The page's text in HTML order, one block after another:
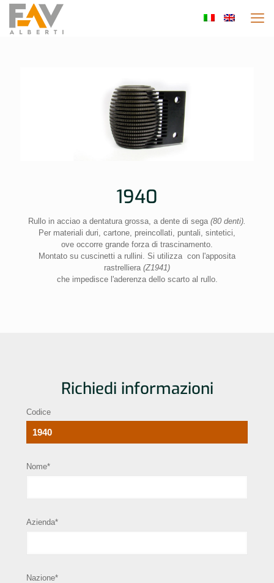
1940
Rullo in acciao a dentatura grossa, a dente di sega (80 denti).
Per materiali duri, cartone, preincollati, puntali, sintetici,
ove occorre grande forza di trascinamento.
Montato su cuscinetti a rullini. Si utilizza con l'apposita
rastrelliera (Z1941)
che impedisce l'aderenza dello scarto al rullo.
Richiedi informazioni
Codice
Nome*
Azienda*
Nazione*